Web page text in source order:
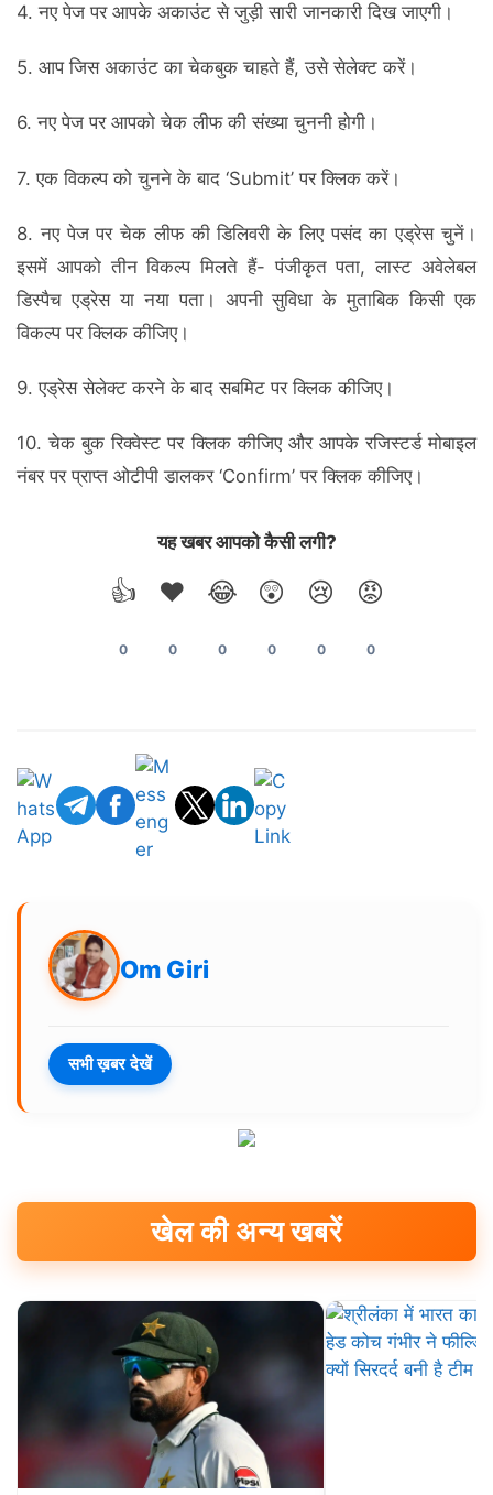
4. नए पेज पर आपके अकाउंट से जुड़ी सारी जानकारी दिख जाएगी।
5. आप जिस अकाउंट का चेकबुक चाहते हैं, उसे सेलेक्ट करें।
6. नए पेज पर आपको चेक लीफ की संख्या चुननी होगी।
7. एक विकल्प को चुनने के बाद ‘Submit’ पर क्लिक करें।
8. नए पेज पर चेक लीफ की डिलिवरी के लिए पसंद का एड्रेस चुनें।
इसमें आपको तीन विकल्प मिलते हैं- पंजीकृत पता, लास्ट अवेलेबल
डिस्पैच एड्रेस या नया पता। अपनी सुविधा के मुताबिक किसी एक
विकल्प पर क्लिक कीजिए।
9. एड्रेस सेलेक्ट करने के बाद सबमिट पर क्लिक कीजिए।
10. चेक बुक रिक्वेस्ट पर क्लिक कीजिए और आपके रजिस्टर्ड मोबाइल
नंबर पर प्राप्त ओटीपी डालकर ‘Confirm’ पर क्लिक कीजिए।
यह खबर आपको कैसी लगी?
👍
0
❤️
0
😂
0
😲
0
😢
0
😡
0
Om Giri
सभी ख़बर देखें
खेल की अन्य खबरें